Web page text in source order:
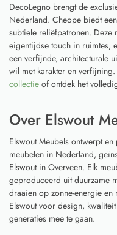
DecoLegno brengt de
Nederland. Cheope biedt
subtiele reliëfpatronen. Deze
eigentijdse touch in ruimtes,
een verfijnde, architecturale
wil met karakter en
collectie of ontdek het
Over Elswout
Elswout Meubels ontwerpt
meubelen in Nederland,
Elswout in Overveen. Elk
geproduceerd uit duurzame
draaien op zonne-energie
Elswout voor design,
generaties mee te gaan.